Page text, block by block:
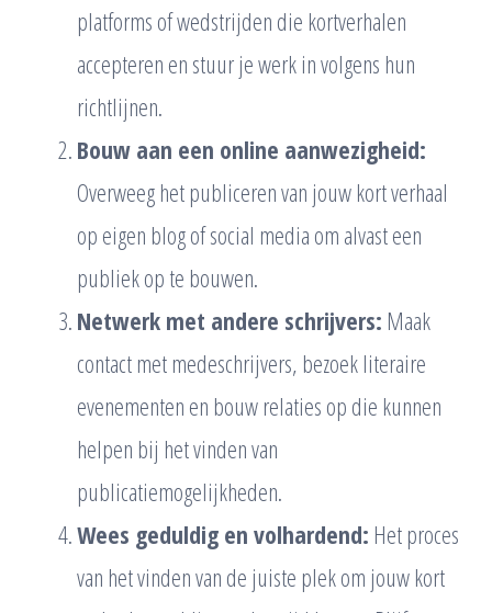
platforms of wedstrijden die kortverhalen
accepteren en stuur je werk in volgens hun
richtlijnen.
Bouw aan een online aanwezigheid:
Overweeg het publiceren van jouw kort verhaal
op eigen blog of social media om alvast een
publiek op te bouwen.
Netwerk met andere schrijvers: Maak
contact met medeschrijvers, bezoek literaire
evenementen en bouw relaties op die kunnen
helpen bij het vinden van
publicatiemogelijkheden.
Wees geduldig en volhardend: Het proces
van het vinden van de juiste plek om jouw kort